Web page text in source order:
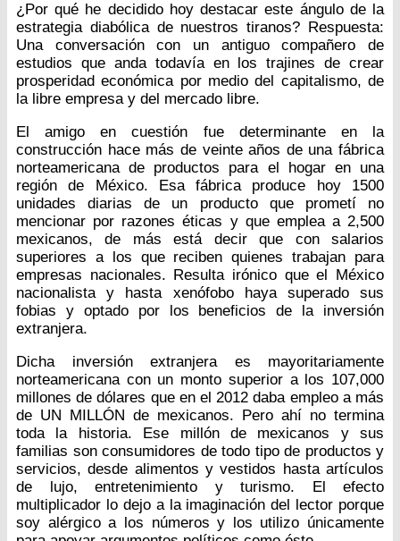
¿Por qué he decidido hoy destacar este ángulo de la
estrategia diabólica de nuestros tiranos? Respuesta:
Una conversación con un antiguo compañero de
estudios que anda todavía en los trajines de crear
prosperidad económica por medio del capitalismo, de
la libre empresa y del mercado libre.
El amigo en cuestión fue determinante en la
construcción hace más de veinte años de una fábrica
norteamericana de productos para el hogar en una
región de México. Esa fábrica produce hoy 1500
unidades diarias de un producto que prometí no
mencionar por razones éticas y que emplea a 2,500
mexicanos, de más está decir que con salarios
superiores a los que reciben quienes trabajan para
empresas nacionales. Resulta irónico que el México
nacionalista y hasta xenófobo haya superado sus
fobias y optado por los beneficios de la inversión
extranjera.
Dicha inversión extranjera es mayoritariamente
norteamericana con un monto superior a los 107,000
millones de dólares que en el 2012 daba empleo a más
de UN MILLÓN de mexicanos. Pero ahí no termina
toda la historia. Ese millón de mexicanos y sus
familias son consumidores de todo tipo de productos y
servicios, desde alimentos y vestidos hasta artículos
de lujo, entretenimiento y turismo. El efecto
multiplicador lo dejo a la imaginación del lector porque
soy alérgico a los números y los utilizo únicamente